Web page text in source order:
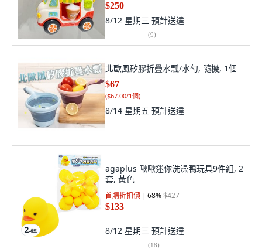
$250
8/12 星期三 預計送達
(9)
北歐風矽膠折疊水瓢/水勺, 隨機, 1個
$67
($67.00/1個)
8/14 星期五 預計送達
agaplus 啾啾迷你洗澡鴨玩具9件組, 2
套, 黃色
首購折扣價 68%$427
$133
8/12 星期三 預計送達
(18)